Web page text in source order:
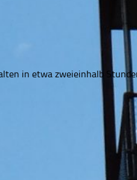
in etwa zweieinhalb